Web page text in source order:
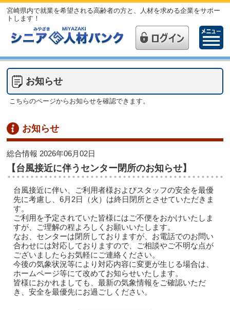
宮崎県内で就業を希望される高齢者の方と、人材を求める企業をサポー
トします！
お知らせ
こちらのページからお知らせを確認できます。
お知らせ
総合情報 2026年06月02日
【台風接近に伴うセンター閉所のお知らせ】
台風接近に伴い、ご利用者様およびスタッフの安全を最優
先に考慮し、6月2日（火）は終日閉所とさせていただきま
す。
ご利用を予定されていた皆様にはご不便をおかけいたしま
すが、ご理解の程よろしくお願いいたします。
なお、センターは閉所しておりますが、お電話でのお問い
合わせには対応しておりますので、ご相談やご不明な点が
ございましたらお気軽にご連絡ください。
今後の気象状況等により対応内容に変更が生じる場合は、
ホームページ等にて改めてお知らせいたします。
皆様におかれましても、最新の気象情報をご確認いただ
き、安全を最優先にお過ごしください。